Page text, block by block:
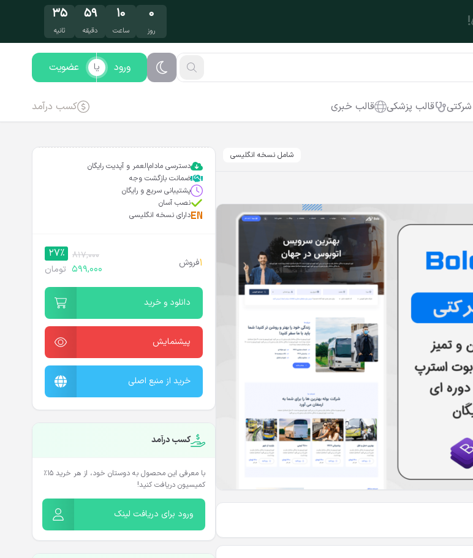
۰
روز
۱۰
ساعت
۵۹
دقیقه
۳۴
ثانیه
ورود عضویت یا
قالب پزشکی قالب خبری کسب درآمد
شامل نسخه انگلیسی
دسترسی مادام‌العمر و آپدیت رایگان
ضمانت بازگشت وجه
پشتیبانی سریع و رایگان
نصب آسان
دارای نسخه انگلیسی
1فروش
817,000
27%
599,000 تومان
دانلود و خرید
پیشنمایش
خرید از منبع اصلی
کسب درآمد
با معرفی این محصول به دوستان خود، از هر خرید ۱۵٪
کمیسیون دریافت کنید!
ورود برای دریافت لینک